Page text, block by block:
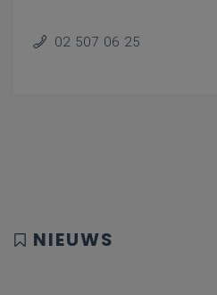
02 507 06 25
NIEUWS